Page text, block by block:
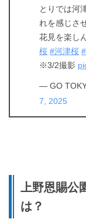
とりでは河
れを感じさ
花見を楽し
桜 #河津桜
※3/2撮影
— GO
7, 2025
上野恩賜公
は？